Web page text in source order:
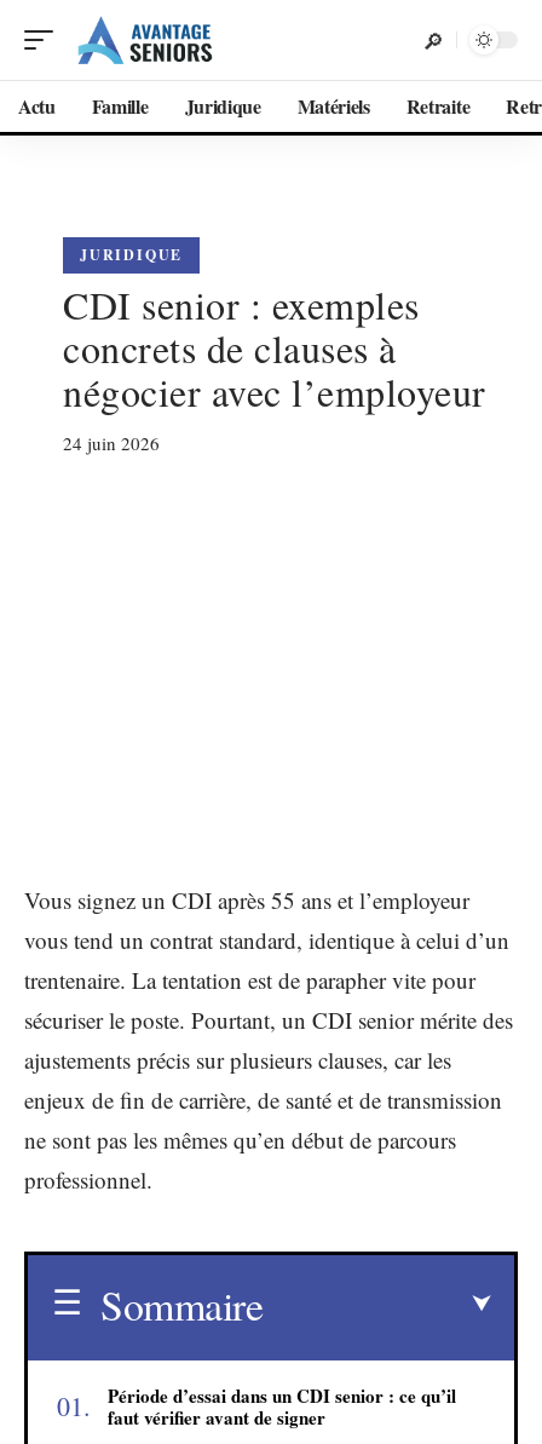
Actu Famille Juridique Matériels Retraite
JURIDIQUE
CDI senior : exemples
concrets de clauses à
négocier avec l’employeur
24 juin 2026
Vous signez un CDI après 55 ans et l’employeur
vous tend un contrat standard, identique à celui d’un
trentenaire. La tentation est de parapher vite pour
sécuriser le poste. Pourtant, un CDI senior mérite des
ajustements précis sur plusieurs clauses, car les
enjeux de fin de carrière, de santé et de transmission
ne sont pas les mêmes qu’en début de parcours
professionnel.
Sommaire
Période d’essai dans un CDI senior : ce qu’il
faut vérifier avant de signer